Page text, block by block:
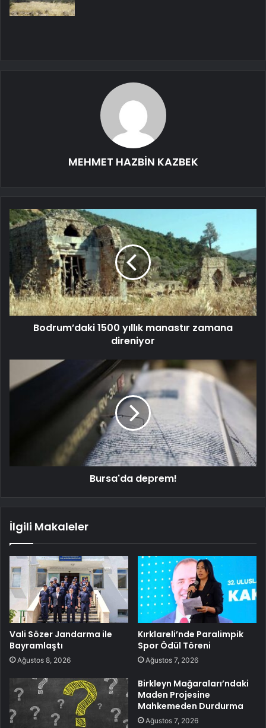
MEHMET HAZBİN KAZBEK
Bodrum’daki 1500 yıllık manastır zamana
direniyor
Bursa'da deprem!
İlgili Makaleler
Vali Sözer Jandarma ile
Bayramlaştı
Ağustos 8, 2026
Kırklareli’nde Paralimpik
Spor Ödül Töreni
Ağustos 7, 2026
Birkleyn Mağaraları’ndaki
Maden Projesine
Mahkemeden Durdurma
Ağustos 7, 2026